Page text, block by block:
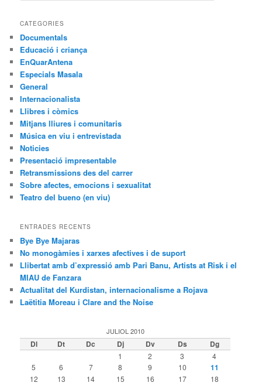
c
CATEGORIES
Documentals
Educació i criança
EnQuarAntena
Especials Masala
General
Internacionalista
Llibres i còmics
Mitjans lliures i comunitaris
Música en viu i entrevistada
Noticies
Presentació impresentable
Retransmissions des del carrer
Sobre afectes, emocions i sexualitat
Teatro del bueno (en viu)
ENTRADES RECENTS
Bye Bye Majaras
No monogàmies i xarxes afectives i de suport
Llibertat amb d’expressió amb Pari Banu, Artists at Risk i el
MIAU de Fanzara
Actualitat del Kurdistan, internacionalisme a Rojava
Laëtitia Moreau i Clare and the Noise
JULIOL 2010
Dl Dt Dc Dj Dv Ds Dg
1 2 3
4
5
6 7 8 9 10 11
12 13 14 15 16 17
18